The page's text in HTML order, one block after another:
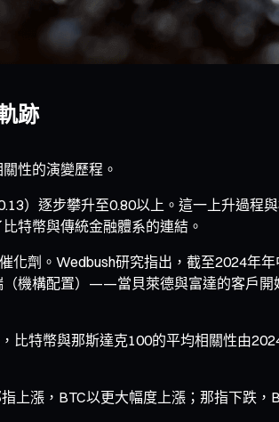
跡
性的演變歷程。
）逐步攀升至0.80以上。這一上升過
特幣與傳統金融體系的連結。
劑。Wedbush研究指出，截至2024年
機構配置）——當貝萊德與富達的客戶
比特幣與那斯達克100的平均相關性由
漲，BTC以更大幅度上漲；那指下跌，